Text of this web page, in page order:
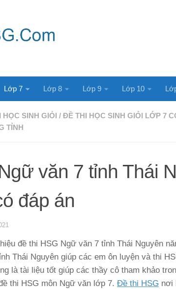
Lớp 7 Lớp 8 Lớp 9 Lớp 10
HỌC SINH GIỎI / ĐỀ THI HỌC SINH GIỎI LỚP 7
TỈNH
văn 7 tỉnh Thái
đáp án
đề thi HSG Ngữ văn 7 tỉnh Thái Nguyên
Thái Nguyên giúp các em ôn luyện và thi
là tài liệu tốt giúp các thầy cô tham khảo
thi HSG môn Ngữ văn lớp 7. Đề thi HSG nơi